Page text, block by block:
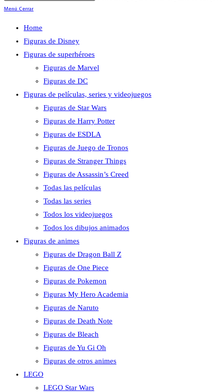
Menú Cerrar
Home
Figuras de Disney
Figuras de superhéroes
Figuras de Marvel
Figuras de DC
Figuras de películas, series y videojuegos
Figuras de Star Wars
Figuras de Harry Potter
Figuras de ESDLA
Figuras de Juego de Tronos
Figuras de Stranger Things
Figuras de Assassin’s Creed
Todas las películas
Todas las series
Todos los videojuegos
Todos los dibujos animados
Figuras de animes
Figuras de Dragon Ball Z
Figuras de One Piece
Figuras de Pokemon
Figuras My Hero Academia
Figuras de Naruto
Figuras de Death Note
Figuras de Bleach
Figuras de Yu Gi Oh
Figuras de otros animes
LEGO
LEGO Star Wars